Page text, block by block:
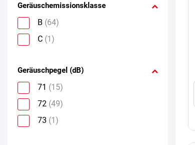
Geräuschemissionsklasse
B (64)
C (1)
Geräuschpegel (dB)
71 (15)
72 (49)
73 (1)